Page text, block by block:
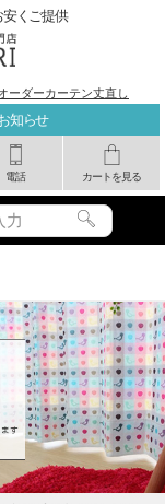
知らせ
電話 カートを見る
くご提供
ーダーカーテン丈直し